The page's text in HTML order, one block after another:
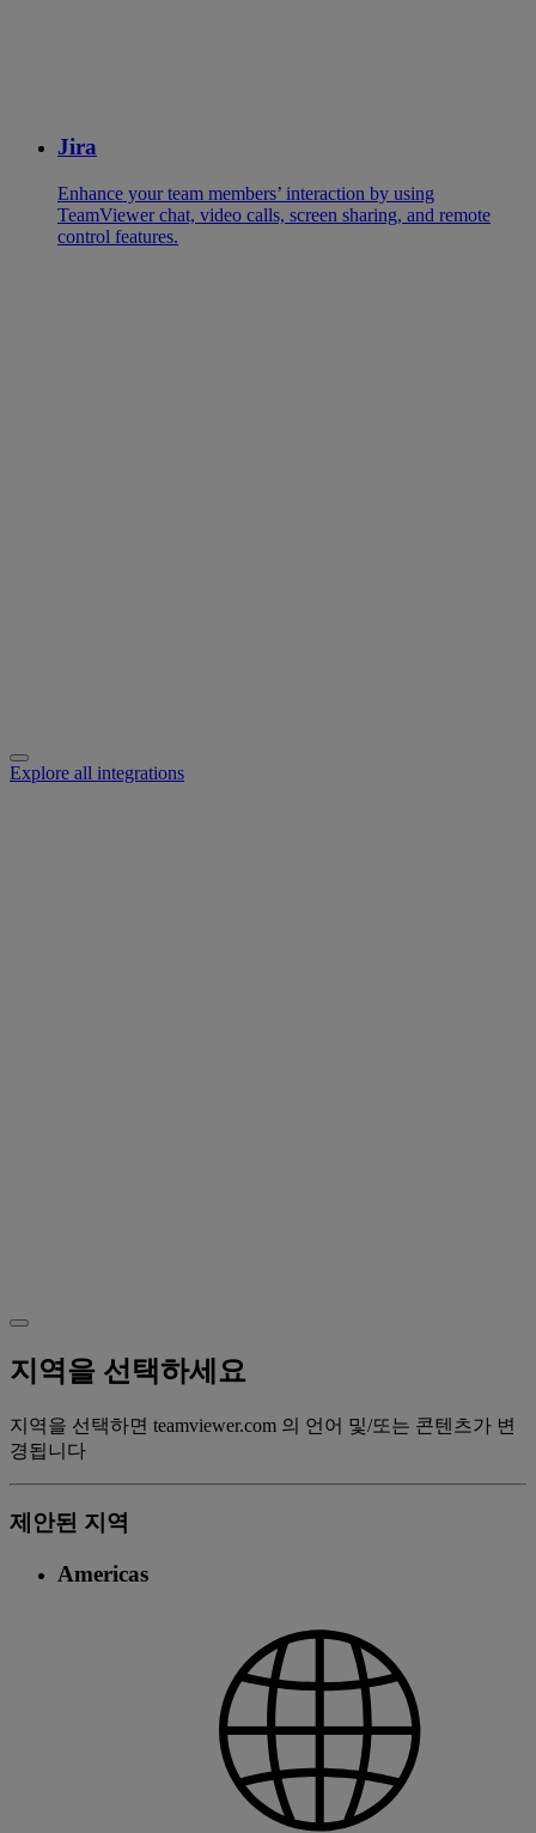
Jira
Enhance your team members’ interaction by using
TeamViewer chat, video calls, screen sharing, and remote
control features.
Explore all integrations
지역을 선택하세요
지역을 선택하면 teamviewer.com 의 언어 및/또는 콘텐츠가 변
경됩니다
제안된 지역
Americas